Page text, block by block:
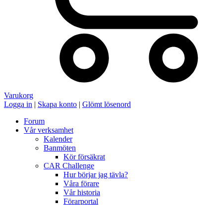
Varukorg
Logga in | Skapa konto | Glömt lösenord
Forum
Vår verksamhet
Kalender
Banmöten
Kör försäkrat
CAR Challenge
Hur börjar jag tävla?
Våra förare
Vår historia
Förarportal